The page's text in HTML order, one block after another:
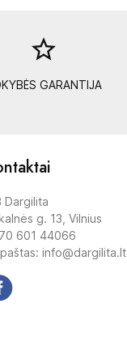
star_border
GARANTIJA
Dargilita
g. 13, Vilnius
601 44066
info@dargilita.lt